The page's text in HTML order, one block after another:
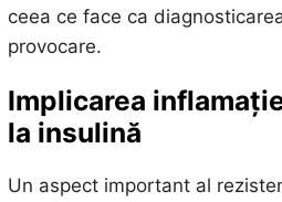
ceea ce face ca
provocare.
Implicarea
la insulină
Un aspect important al